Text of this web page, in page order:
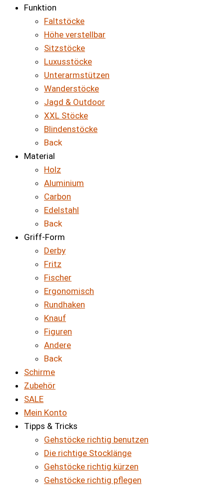
Funktion
Faltstöcke
Höhe verstellbar
Sitzstöcke
Luxusstöcke
Unterarmstützen
Wanderstöcke
Jagd & Outdoor
XXL Stöcke
Blindenstöcke
Back
Material
Holz
Aluminium
Carbon
Edelstahl
Back
Griff-Form
Derby
Fritz
Fischer
Ergonomisch
Rundhaken
Knauf
Figuren
Andere
Back
Schirme
Zubehör
SALE
Mein Konto
Tipps & Tricks
Gehstöcke richtig benutzen
Die richtige Stocklänge
Gehstöcke richtig kürzen
Gehstöcke richtig pflegen